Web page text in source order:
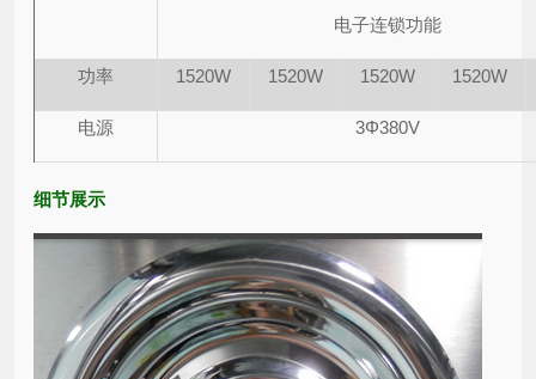
电子连锁功能
功率 1520W 1520W 1520W 1520W
电源 3Φ380V
细节展示